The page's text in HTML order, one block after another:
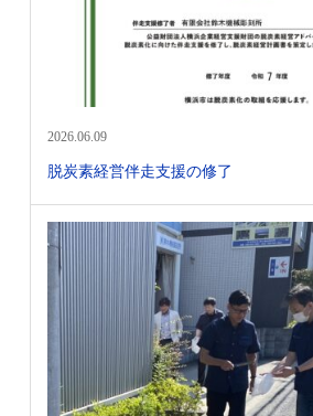
2026.06.09
脱炭素経営伴走支援の修了